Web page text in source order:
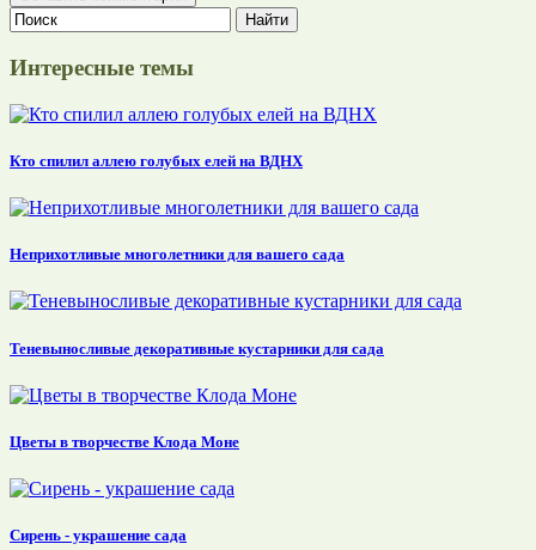
Интересные темы
Кто спилил аллею голубых елей на ВДНХ
Неприхотливые многолетники для вашего сада
Теневыносливые декоративные кустарники для сада
Цветы в творчестве Клода Моне
Сирень - украшение сада